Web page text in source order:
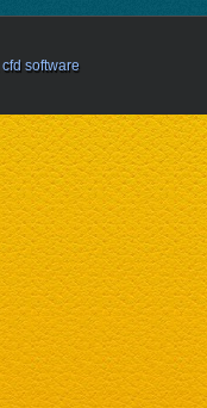
cfd software